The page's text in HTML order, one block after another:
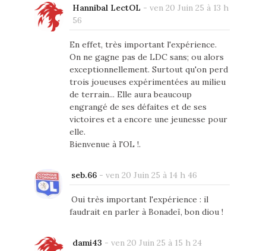
Hannibal LectOL - ven 20 Juin 25 à 13 h
56
En effet, très important l'expérience.
On ne gagne pas de LDC sans; ou alors
exceptionnellement. Surtout qu'on perd
trois joueuses expérimentées au milieu
de terrain... Elle aura beaucoup
engrangé de ses défaites et de ses
victoires et a encore une jeunesse pour
elle.
Bienvenue à l'OL !.
seb.66- ven 20 Juin 25 à 14 h 46
Oui très important l'expérience : il
faudrait en parler à Bonadeï, bon diou !
dami43 - ven 20 Juin 25 à 15 h 24